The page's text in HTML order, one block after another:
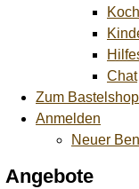
Chat
Zum Bastelshop
Anmelden
Neuer
Angebote